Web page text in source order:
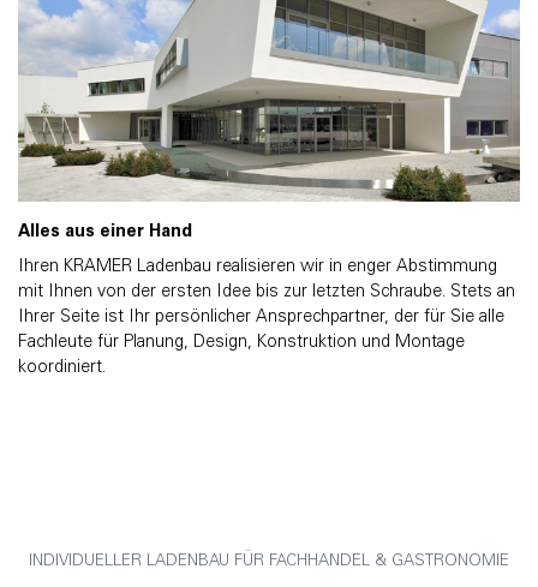
Alles aus einer Hand
Ihren KRAMER Ladenbau realisieren wir in enger Abstimmung
mit Ihnen von der ersten Idee bis zur letzten Schraube. Stets an
Ihrer Seite ist Ihr persönlicher Ansprechpartner, der für Sie alle
Fachleute für Planung, Design, Konstruktion und Montage
koordiniert.
INDIVIDUELLER LADENBAU FÜR FACHHANDEL & GASTRONOMIE